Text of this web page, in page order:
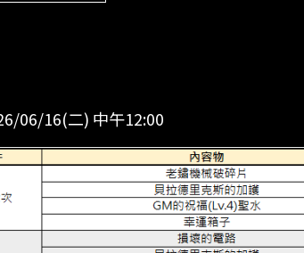
06/16(二) 中午12:00